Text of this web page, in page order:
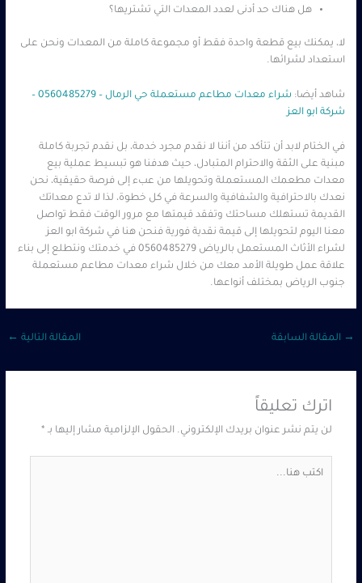
هل هناك حد أدنى لعدد المعدات التي تشتريها؟
لا، يمكنك بيع قطعة واحدة فقط أو مجموعة كاملة من المعدات ونحن على
استعداد لشرائها.
شاهد أيضا:
شراء معدات مطاعم مستعملة حي الرمال – 0560485279 –
شركة ابو العز
في الختام لابد أن تتأكد من أننا لا نقدم مجرد خدمة، بل نقدم تجربة كاملة
مبنية على الثقة والاحترام المتبادل، حيث هدفنا هو تبسيط عملية بيع
معدات مطعمك المستعملة وتحويلها من عبء إلى فرصة حقيقية، نحن
نعدك بالاحترافية والشفافية والسرعة في كل خطوة، لذا لا تدع معداتك
القديمة تستهلك مساحتك وتفقد قيمتها مع مرور الوقت فقط تواصل
معنا اليوم لتحويلها إلى قيمة نقدية فورية فنحن هنا في شركة ابو العز
لشراء الأثاث المستعمل بالرياض 0560485279 في خدمتك ونتطلع إلى بناء
علاقة عمل طويلة الأمد معك من خلال شراء معدات مطاعم مستعملة
جنوب الرياض بمختلف أنواعها.
→ المقالة السابقة المقالة التالية ←
اترك تعليقاً
لن يتم نشر عنوان بريدك الإلكتروني. الحقول الإلزامية مشار إليها بـ *